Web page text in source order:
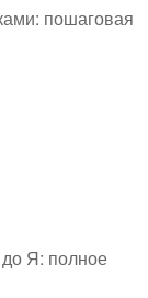
пошаговая
Я: полное